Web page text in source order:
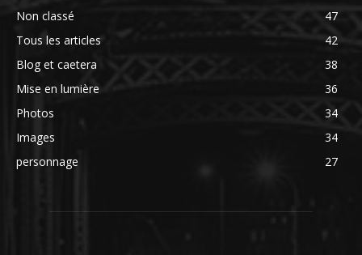
Non classé
47
Tous les articles
42
Blog et caetera
38
Mise en lumière
36
Photos
34
Images
34
personnage
27